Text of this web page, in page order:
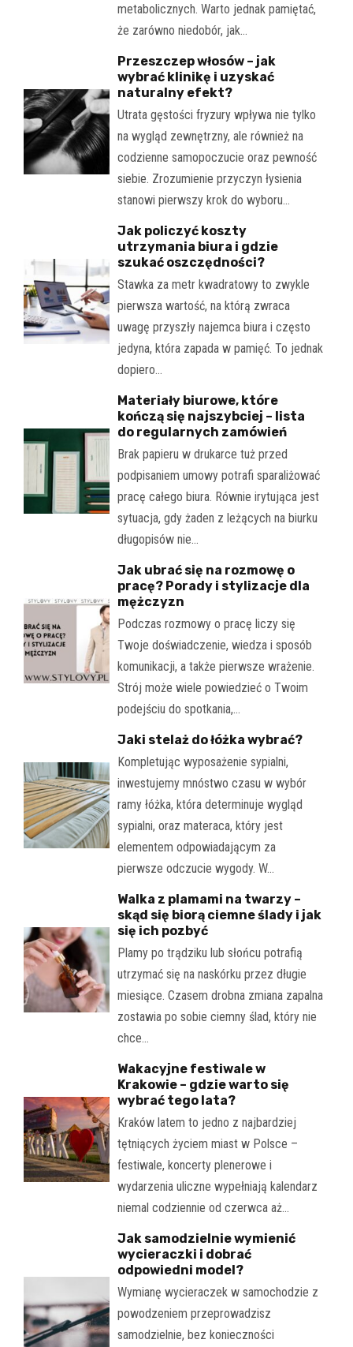
metabolicznych. Warto jednak pamiętać,
że zarówno niedobór, jak…
Przeszczep włosów – jak
wybrać klinikę i uzyskać
naturalny efekt?
Utrata gęstości fryzury wpływa nie tylko
na wygląd zewnętrzny, ale również na
codzienne samopoczucie oraz pewność
siebie. Zrozumienie przyczyn łysienia
stanowi pierwszy krok do wyboru…
Jak policzyć koszty
utrzymania biura i gdzie
szukać oszczędności?
Stawka za metr kwadratowy to zwykle
pierwsza wartość, na którą zwraca
uwagę przyszły najemca biura i często
jedyna, która zapada w pamięć. To jednak
dopiero…
Materiały biurowe, które
kończą się najszybciej – lista
do regularnych zamówień
Brak papieru w drukarce tuż przed
podpisaniem umowy potrafi sparaliżować
pracę całego biura. Równie irytująca jest
sytuacja, gdy żaden z leżących na biurku
długopisów nie…
Jak ubrać się na rozmowę o
pracę? Porady i stylizacje dla
mężczyzn
Podczas rozmowy o pracę liczy się
Twoje doświadczenie, wiedza i sposób
komunikacji, a także pierwsze wrażenie.
Strój może wiele powiedzieć o Twoim
podejściu do spotkania,…
Jaki stelaż do łóżka wybrać?
Kompletując wyposażenie sypialni,
inwestujemy mnóstwo czasu w wybór
ramy łóżka, która determinuje wygląd
sypialni, oraz materaca, który jest
elementem odpowiadającym za
pierwsze odczucie wygody. W…
Walka z plamami na twarzy –
skąd się biorą ciemne ślady i jak
się ich pozbyć
Plamy po trądziku lub słońcu potrafią
utrzymać się na naskórku przez długie
miesiące. Czasem drobna zmiana zapalna
zostawia po sobie ciemny ślad, który nie
chce…
Wakacyjne festiwale w
Krakowie – gdzie warto się
wybrać tego lata?
Kraków latem to jedno z najbardziej
tętniących życiem miast w Polsce –
festiwale, koncerty plenerowe i
wydarzenia uliczne wypełniają kalendarz
niemal codziennie od czerwca aż…
Jak samodzielnie wymienić
wycieraczki i dobrać
odpowiedni model?
Wymianę wycieraczek w samochodzie z
powodzeniem przeprowadzisz
samodzielnie, bez konieczności